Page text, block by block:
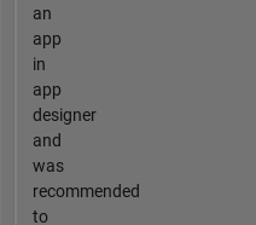
an
app
in
app
designer
and
was
recommended
to